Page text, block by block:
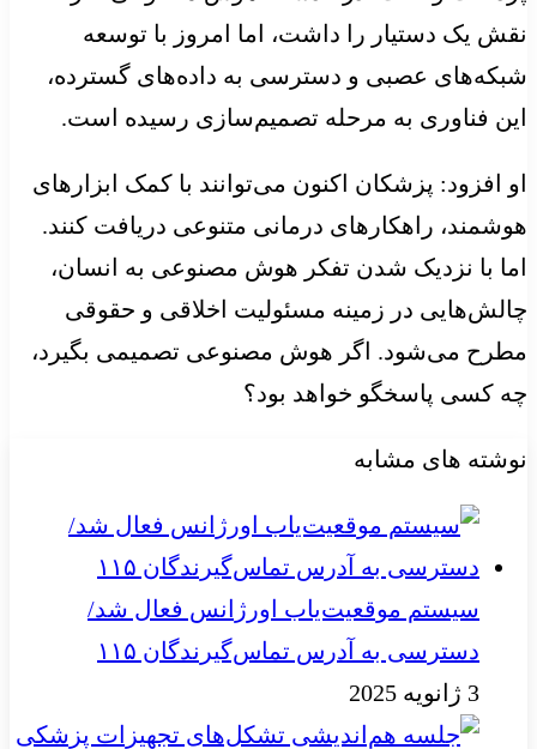
نقش یک دستیار را داشت، اما امروز با توسعه
شبکه‌های عصبی و دسترسی به داده‌های گسترده،
این فناوری به مرحله تصمیم‌سازی رسیده است.
او افزود: پزشکان اکنون می‌توانند با کمک ابزارهای
هوشمند، راهکارهای درمانی متنوعی دریافت کنند.
اما با نزدیک شدن تفکر هوش مصنوعی به انسان،
چالش‌هایی در زمینه مسئولیت اخلاقی و حقوقی
مطرح می‌شود. اگر هوش مصنوعی تصمیمی بگیرد،
چه کسی پاسخگو خواهد بود؟
نوشته های مشابه
سیستم موقعیت‌یاب اورژانس فعال شد/
دسترسی به آدرس تماس‌گیرندگان ۱۱۵
3 ژانویه 2025